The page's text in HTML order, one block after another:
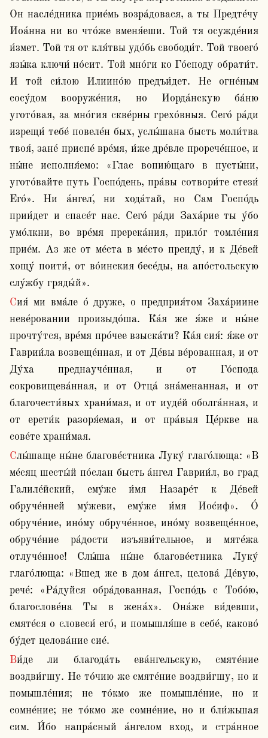
Он насле́дника прие́мь возра́довася, а ты Предте́чу
Иоа́нна ни во что́же вменя́еши. Той тя осужде́ния
и́змет. Той тя от кля́твы удо́бь свободи́т. Той твоего́
язы́ка ключи́ но́сит. Той мно́ги ко Го́споду обрати́т.
И той си́лою Илиино́ю предъи́дет. Не огне́ным
сосу́дом вооруже́ния, но Иорда́нскую ба́ню
угото́вая, за мно́гия скве́рны грехо́вныя. Сего́ ра́ди
изрещи́ тебе́ повеле́н бых, услы́шана бысть моли́тва
твоя́, зане́ приспе́ вре́мя, и́же дре́вле прорече́нное, и
ны́не исполня́емо: «Глас вопию́щаго в пусты́ни,
угото́вайте путь Госпо́день, пра́вы сотвори́те стези́
Его́». Ни а́нгел,́ ни хода́тай, но Сам Госпо́дь
прии́дет и спасе́т нас. Сего́ ра́ди Заха́рие ты у́бо
умо́лкни, во вре́мя пререка́ния, прило́г томле́ния
прие́м. Аз же от ме́ста в ме́сто преиду́, и к Де́вей
хощу́ поити́, от во́инския бесе́ды, на апо́стольскую
слу́жбу гряды́й».
Сия́ ми вма́ле о́ друже, о предприя́том Заха́риине
неве́ровании произыдо́ша. Ка́я же я́же и ны́не
прочту́тся, вре́мя про́чее взыска́ти? Ка́я сия́: я́же от
Гаврии́ла возвеще́нная, и от Де́вы ве́рованная, и от
Ду́ха преднауче́нная, и от Го́спода
сокровищева́нная, и от Отца́ зна́менанная, и от
благочести́вых храни́мая, и от иуде́й оболга́нная, и
от ерети́к разоря́емая, и от пра́выя Це́ркве на
сове́те храни́мая.
Слы́шаще ны́не благове́стника Луку́ глаго́люща: «В
ме́сяц шесты́й по́слан бысть а́нгел Гаврии́л, во град
Галиле́йский, ему́же и́мя Назаре́т к Де́вей
обруче́нней му́жеви, ему́же и́мя Иос́иф». О́
обруче́ние, ино́му обруче́нное, ино́му возвеще́нное,
обруче́ние ра́дости изъяви́тельное, и мяте́жа
отлуче́нное! Слы́ша ны́не благове́стника Луку́
глаго́люща: «Вшед же в дом а́нгел, целова́ Де́вую,
рече́: «Ра́дуйся обра́дованная, Госпо́дь с Тобо́ю,
благослове́на Ты в жена́х». Она́же ви́девши,
смяте́ся о словеси́ его́, и помышля́ше в себе́, каково́
бу́дет целова́ние сие́.
Ви́де ли благода́ть ева́нгельскую, смяте́ние
воздви́гшу. Не то́чию же смяте́ние воздви́гшу, но и
помышле́ния; не то́кмо же помышле́ние, но и
сомне́ние; не то́кмо же сомне́ние, но и бли́жьшая
сим. И́бо напра́сный а́нгелом вход, и стра́нное